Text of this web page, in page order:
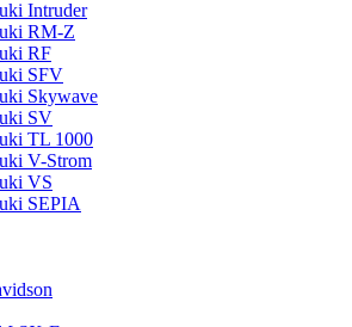
Intruder
RM-Z
RF
SFV
Skywave
SV
TL 1000
V-Strom
VS
SEPIA